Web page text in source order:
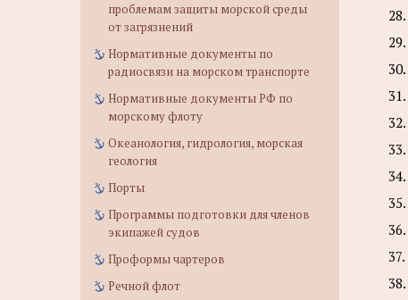
проблемам защиты морской среды
от загрязнений
Нормативные документы по
радиосвязи на морском транспорте
Нормативные документы РФ по
морскому флоту
Океанология, гидрология, морская
геология
Порты
Программы подготовки для членов
экипажей судов
Проформы чартеров
Речной флот
28.
29.
30.
31.
32.
33.
34.
35.
36.
37.
38.